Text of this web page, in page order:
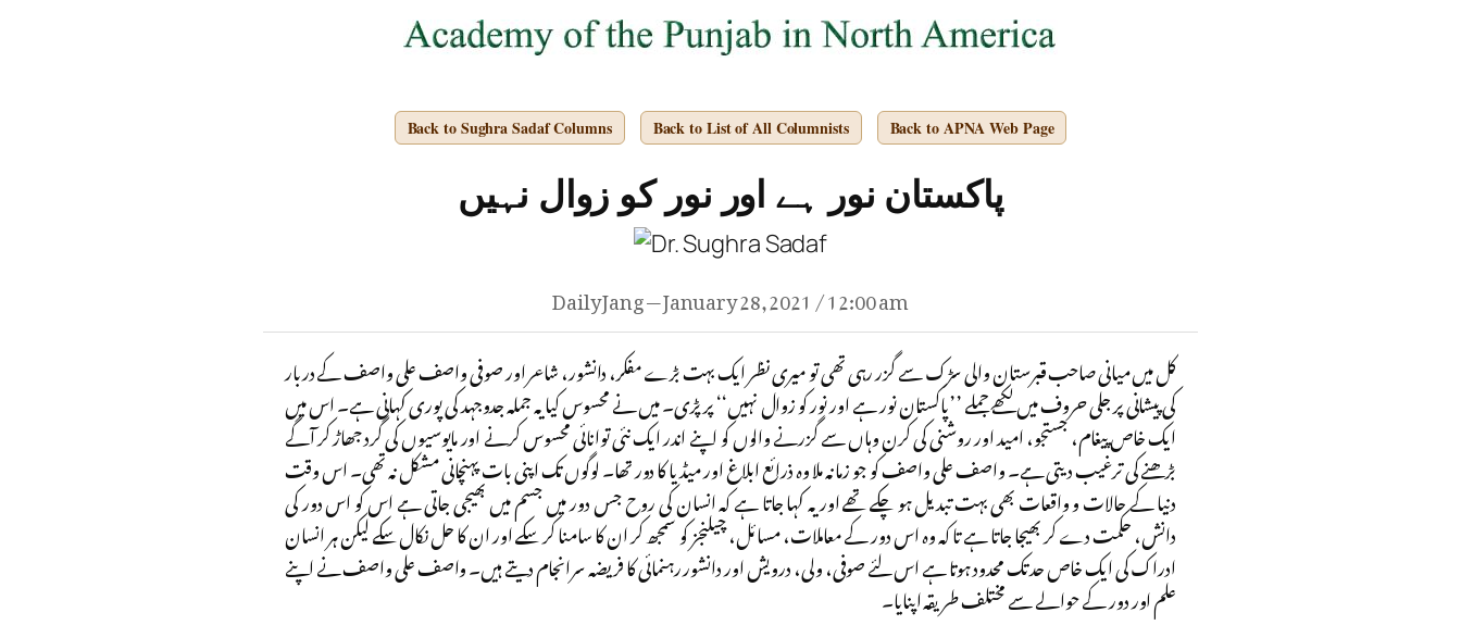
Back to Sughra Sadaf Columns Back to List of All Columnists Back to APNA Web Page
پاکستان نور ہے اور نور کو زوال نہیں
Daily Jang — January 28, 2021 / 12:00 am
کل میں میانی صاحب قبرستان والی سڑک سے گزر رہی تھی تو میری نظر ایک بہت بڑے مفکر، دانشور، شاعر اور صوفی واصف علی واصف کے دربار
کی پیشانی پر جلی حروف میں لکھے جملے ’’پاکستان نور ہے اور نور کو زوال نہیں‘‘ پر پڑی۔ میں نے محسوس کیا یہ جملہ جدوجہد کی پوری کہانی ہے۔ اس میں
ایک خاص پیغام، جستجو، امید اور روشنی کی کرن وہاں سے گزرنے والوں کو اپنے اندر ایک نئی توانائی محسوس کرنے اور مایوسیوں کی گرد جھاڑ کر آگے
بڑھنے کی ترغیب دیتی ہے۔ واصف علی واصف کو جو زمانہ ملا وہ ذرائع ابلاغ اور میڈیا کا دور تھا۔ لوگوں تک اپنی بات پہنچانی مشکل نہ تھی۔ اس وقت
دنیا کے حالات و واقعات بھی بہت تبدیل ہو چکے تھے اور یہ کہا جاتا ہے کہ انسان کی روح جس دور میں جسم میں بھیجی جاتی ہے اس کو اس دور کی
دانش، حکمت دے کر بھیجا جاتا ہے تا کہ وہ اس دور کے معاملات، مسائل، چیلنجز کو سمجھ کر ان کا سامنا کر سکے اور ان کا حل نکال سکے لیکن ہر انسان
ادراک کی ایک خاص حد تک محدود ہوتا ہے اس لئے صوفی، ولی، درویش اور دانشور رہنمائی کا فریضہ سرانجام دیتے ہیں۔ واصف علی واصف نے اپنے
علم اور دور کے حوالے سے مختلف طریقہ اپنایا۔